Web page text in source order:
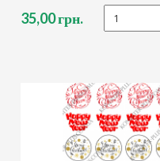
35,00 грн.